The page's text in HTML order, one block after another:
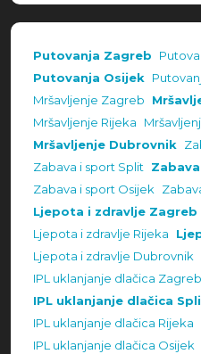
Putovanja Zagreb
Putovanja Osijek
Mršavljenje Zagreb
Mršavljenje Rijeka
Mršavljenje Dubrovnik
Zabava i sport Split
Zabava i sport Osijek
Ljepota i zdravlje Zagreb
Ljepota i zdravlje Rijeka
Ljepota i zdravlje Dubrovnik
IPL uklanjanje dlačica Zagreb
IPL uklanjanje dlačica
IPL uklanjanje dlačica Rijeka
IPL uklanjanje dlačica Osijek